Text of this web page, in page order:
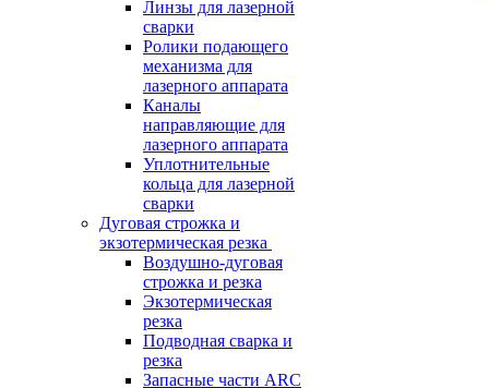
Линзы для лазерной
сварки
Ролики подающего
механизма для
лазерного аппарата
Каналы
направляющие для
лазерного аппарата
Уплотнительные
кольца для лазерной
сварки
Дуговая строжка и
экзотермическая резка
Воздушно-дуговая
строжка и резка
Экзотермическая
резка
Подводная сварка и
резка
Запасные части ARC